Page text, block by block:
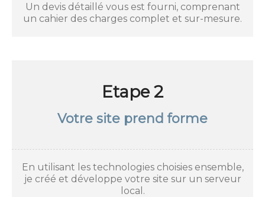
Un devis détaillé vous est fourni, comprenant
un cahier des charges complet et sur-mesure.
Etape 2
Votre site prend forme
En utilisant les technologies choisies ensemble,
je créé et développe votre site sur un serveur
local.